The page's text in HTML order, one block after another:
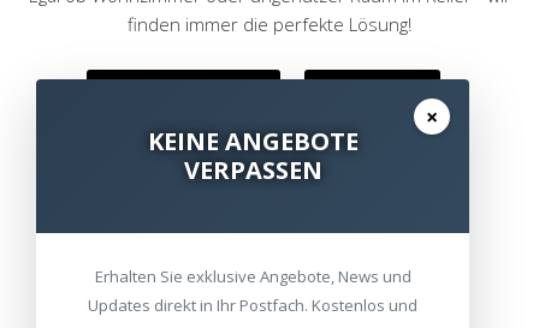
finden immer die perfekte Lösung!
oder rufen Sie uns an:089 - 95 42 96 330
×
KEINE ANGEBOTE
VERPASSEN
Erhalten Sie exklusive Angebote, News und
Updates direkt in Ihr Postfach. Kostenlos und